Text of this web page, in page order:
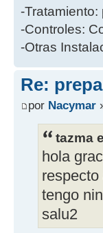
-Tratamiento:
-Controles:
-Otras
Re:
por Nacymar
tazma
hola
tengo
salu2